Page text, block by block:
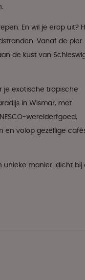
En wil je erop uit?
Vanaf de pier
de kust van
je exotische tropische
in Wismar, met
werelderfgoed,
en volop gezellige
manier: dicht bij